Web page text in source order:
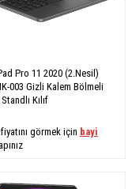
Pro 11 2020 (2.Nesil)
003 Gizli Kalem Bölmeli
Kılıf
görmek için bayi